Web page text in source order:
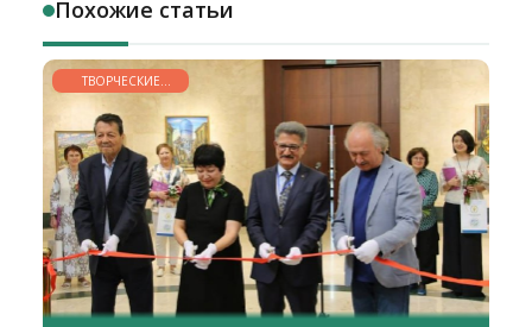
Похожие статьи
ТВОРЧЕСКИЕ
ГОРИЗОНТЫ